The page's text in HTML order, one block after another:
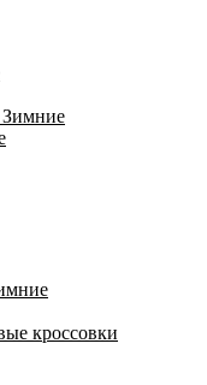
Зимние
кроссовки